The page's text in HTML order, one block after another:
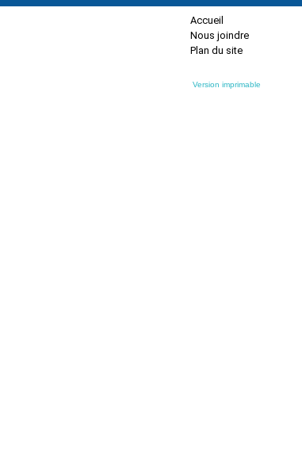
Accueil
Nous joindre
Plan du site
Version imprimable